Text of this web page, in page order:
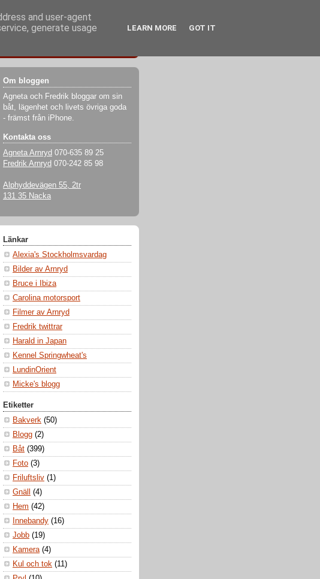
Om bloggen
Agneta och Fredrik bloggar om sin
båt, lägenhet och livets övriga goda
- främst från iPhone.
Kontakta oss
Agneta Arnryd 070-635 89 25
Fredrik Arnryd 070-242 85 98
Alphyddevägen 55, 2tr
131 35 Nacka
Länkar
Alexia's Stockholmsvardag
Bilder av Arnryd
Bruce i Ibiza
Carolina motorsport
Filmer av Arnryd
Fredrik twittrar
Harald in Japan
Kennel Springwheat's
LundinOrient
Micke's blogg
Etiketter
Bakverk (50)
Blogg (2)
Båt (399)
Foto (3)
Friluftsliv (1)
Gnäll
(4)
Hem (42)
Innebandy (16)
Jobb (19)
Kamera (4)
Kul och tok (11)
and user-agent
generate usage
LEARN MORE GOT IT